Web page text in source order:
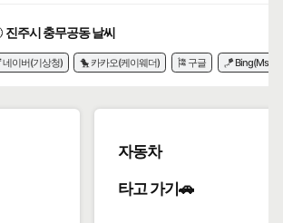
진주시 충무공동 날씨
네이버(기상청) 🐤 카카오(케이웨더) 🎏 구글 🪁 Bing(Msn)
자동차
타고 가기🚗